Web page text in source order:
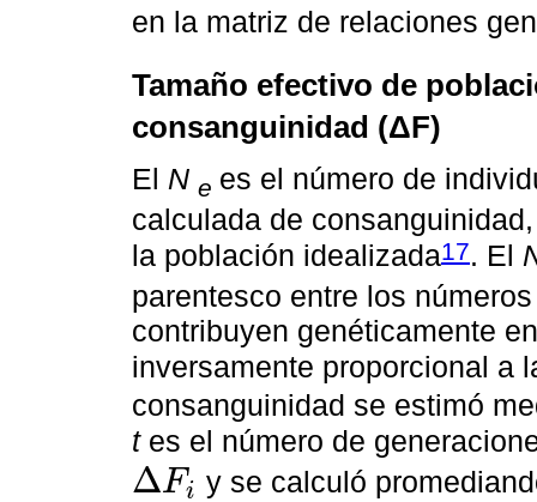
en la matriz de relaciones
Tamaño efectivo de
consanguinidad (ΔF)
El N e es el número de
calculada de
la población idealizada17. El
parentesco entre los
contribuyen genéticamente
inversamente proporcional a
consanguinidad se estimó
tes el número de
ΔFi
∆Fi
y se calculó